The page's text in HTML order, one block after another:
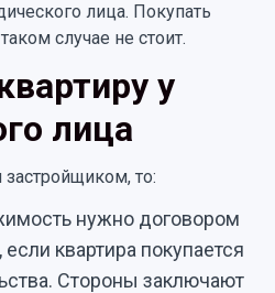
лица. Покупать
случае не стоит.
у
лица
застройщиком, то:
нужно договором
квартира покупается
Стороны заключают